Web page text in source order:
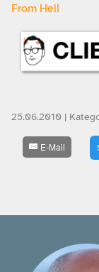
From Hell
25.06.2010 |
E-Mail